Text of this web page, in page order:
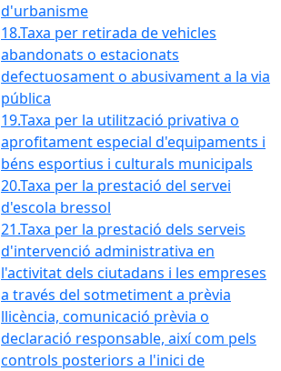
d'urbanisme
18.Taxa per retirada de vehicles
abandonats o estacionats
defectuosament o abusivament a la via
pública
19.Taxa per la utilització privativa o
aprofitament especial d'equipaments i
béns esportius i culturals municipals
20.Taxa per la prestació del servei
d'escola bressol
21.Taxa per la prestació dels serveis
d'intervenció administrativa en
l'activitat dels ciutadans i les empreses
a través del sotmetiment a prèvia
llicència, comunicació prèvia o
declaració responsable, així com pels
controls posteriors a l'inici de